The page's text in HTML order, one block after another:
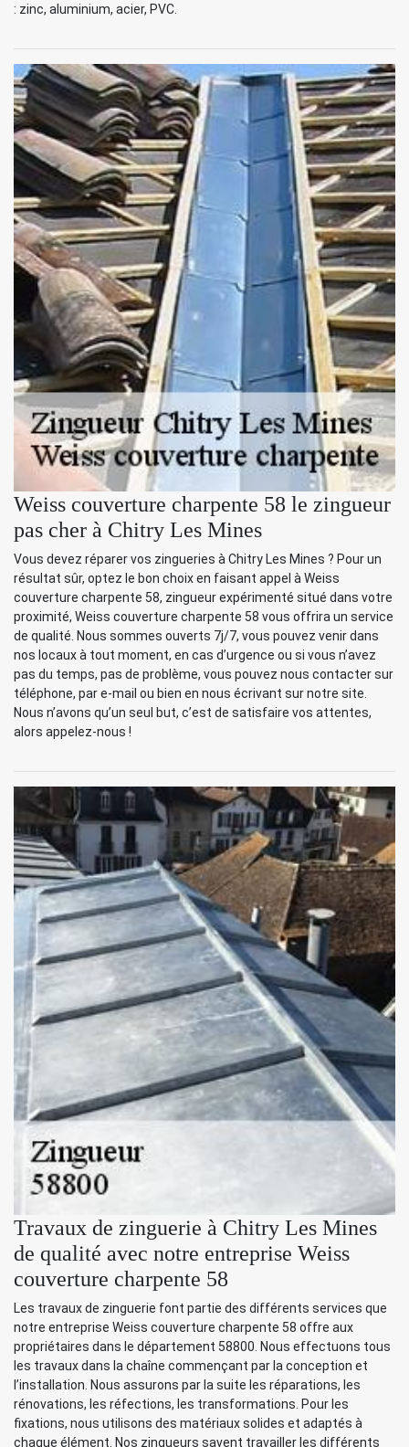
: zinc, aluminium, acier, PVC.
Weiss couverture charpente 58 le zingueur
pas cher à Chitry Les Mines
Vous devez réparer vos zingueries à Chitry Les Mines ? Pour un
résultat sûr, optez le bon choix en faisant appel à Weiss
couverture charpente 58, zingueur expérimenté situé dans votre
proximité, Weiss couverture charpente 58 vous offrira un service
de qualité. Nous sommes ouverts 7j/7, vous pouvez venir dans
nos locaux à tout moment, en cas d’urgence ou si vous n’avez
pas du temps, pas de problème, vous pouvez nous contacter sur
téléphone, par e-mail ou bien en nous écrivant sur notre site.
Nous n’avons qu’un seul but, c’est de satisfaire vos attentes,
alors appelez-nous !
Travaux de zinguerie à Chitry Les Mines
de qualité avec notre entreprise Weiss
couverture charpente 58
Les travaux de zinguerie font partie des différents services que
notre entreprise Weiss couverture charpente 58 offre aux
propriétaires dans le département 58800. Nous effectuons tous
les travaux dans la chaîne commençant par la conception et
l’installation. Nous assurons par la suite les réparations, les
rénovations, les réfections, les transformations. Pour les
fixations, nous utilisons des matériaux solides et adaptés à
chaque élément. Nos zingueurs savent travailler les différents